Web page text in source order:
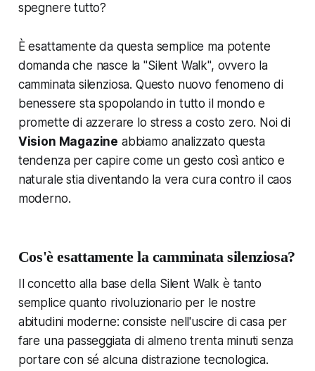
spegnere tutto?
È esattamente da questa semplice ma potente
domanda che nasce la "Silent Walk", ovvero la
camminata silenziosa. Questo nuovo fenomeno di
benessere sta spopolando in tutto il mondo e
promette di azzerare lo stress a costo zero. Noi di
Vision Magazine abbiamo analizzato questa
tendenza per capire come un gesto così antico e
naturale stia diventando la vera cura contro il caos
moderno.
Cos'è esattamente la camminata silenziosa?
Il concetto alla base della Silent Walk è tanto
semplice quanto rivoluzionario per le nostre
abitudini moderne: consiste nell'uscire di casa per
fare una passeggiata di almeno trenta minuti senza
portare con sé alcuna distrazione tecnologica.